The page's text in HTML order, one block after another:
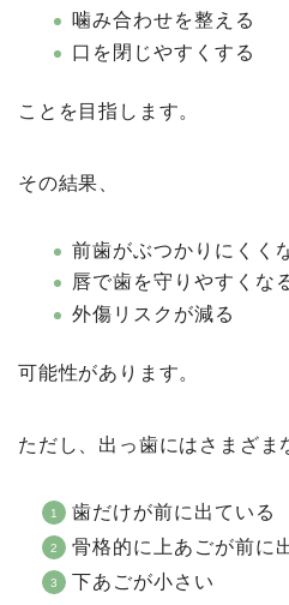
噛み合わせを整える
口を閉じやすくする
ことを目指します。
その結果、
前歯がぶつかりにくく
唇で歯を守りやすくな
外傷リスクが減る
可能性があります。
ただし、出っ歯にはさまざま
歯だけが前に出ている
骨格的に上あごが前に
下あごが小さい